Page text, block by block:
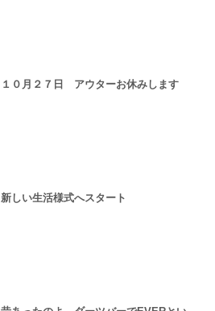
１０月２７日 アウターお休みします
新しい生活様式へスタート